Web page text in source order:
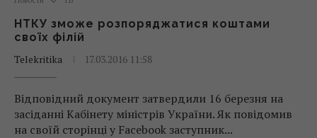
НТКУ зможе розпоряджатися коштами
своїх філій
Telekritika
17.03.2016 11:58
Відповідний документ затвердили 16 березня на
засіданні Кабінету міністрів України. Як повідомив
на своїй сторінці у Facebook заступник...